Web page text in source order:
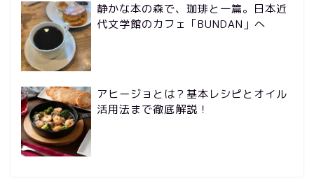
静かな本の森で、珈琲と一篇。日本近
代文学館のカフェ「BUNDAN」へ
アヒージョとは？基本レシピとオイル
活用法まで徹底解説！